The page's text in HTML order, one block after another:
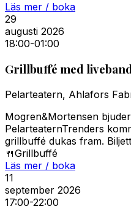
Läs mer / boka
29
augusti 2026
18:00-01:00
Grillbuffé med
Pelarteatern, Ahlafors
Mogren&Mortensen
PelarteaternTrenders
grillbuffé dukas fram.
🍴Grillbuffé
Läs mer / boka
11
september 2026
17:00-22:00